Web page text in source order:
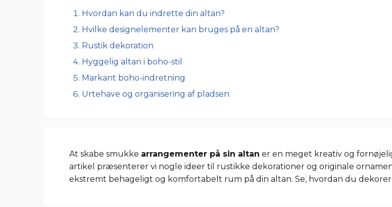
Hvordan kan du indrette din altan?
Hvilke designelementer kan bruges på en altan?
Rustik dekoration
Hyggelig altan i boho-stil
Markant boho-indretning
Urtehave og organisering af pladsen
At skabe smukke arrangementer på sin altan er en meget kreativ og
artikel præsenterer vi nogle ideer til rustikke dekorationer og originale
ekstremt behageligt og komfortabelt rum på din altan. Se, hvordan du